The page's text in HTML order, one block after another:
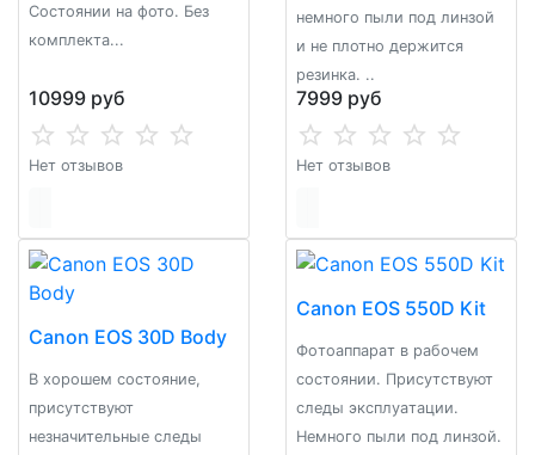
Состоянии на фото. Без
комплекта...
10999 руб
Нет отзывов
немного пыли под линзой
и не плотно держится
резинка. ..
7999 руб
Нет отзывов
Canon EOS 30D Body
В хорошем состояние,
присутствуют
незначительные следы
Canon EOS 550D Kit
Фoтoaппарaт в рабочeм
cостоянии. Пpисутcтвуют
следы эксплуaтaции.
Немного пыли под линзой.